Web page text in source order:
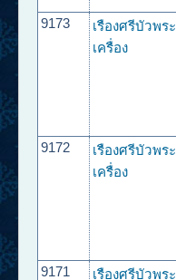
9173
เรืองศรีบัวพระ
เครื่อง
9172
เรืองศรีบัวพระ
เครื่อง
9171 เรืองศรีบัวพระ